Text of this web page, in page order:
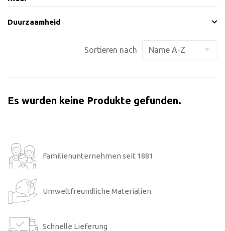
Duurzaamheid
Sortieren nach
Es wurden keine Produkte gefunden.
Familienunternehmen seit 1881
Umweltfreundliche Materialien
Schnelle Lieferung